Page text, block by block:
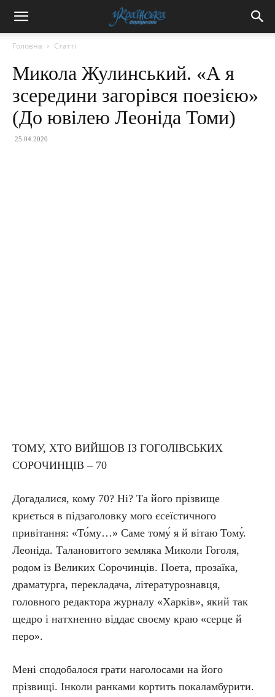
Головна Статті
Микола Жулинський. «А я
зсередини загорівся поезією»
(До ювілею Леоніда Томи)
25.04.2020
ТОМУ, ХТО ВИЙШОВ ІЗ ГОГОЛІВСЬКИХ
СОРОЧИНЦІВ – 70
Догадалися, кому 70? Ні? Та його прізвище
криється в підзаголовку мого єсеїстичного
привітання: «То́му…» Саме тому́ я й вітаю Тому́.
Леоніда. Талановитого земляка Миколи Гоголя,
родом із Великих Сорочинців. Поета, прозаїка,
драматурга, перекладача, літературознавця,
головного редактора журналу «Харків», який так
щедро і натхненно віддає своєму краю «серце й
перо».
Мені сподобалося грати наголосами на його
прізвищі. Інколи ранками кортить покаламбурити.